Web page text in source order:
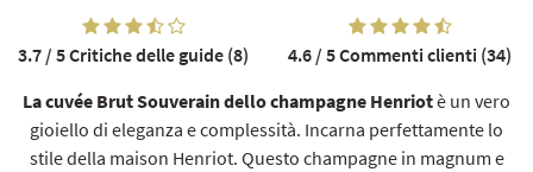
La cuvée Brut Souverain dello champagne Henriotè un vero
gioiello di eleganza e complessità. Incarna perfettamente lo
stile della maison Henriot. Questo champagne in magnum e
3.7 / 5Critiche delle guide (8) 4.6 / 5Commenti clienti (34)